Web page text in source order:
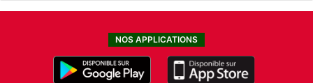
NOS APPLICATIONS